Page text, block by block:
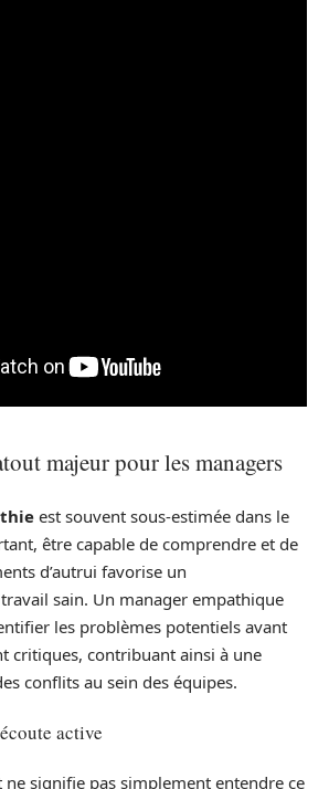
majeur pour les managers
est souvent sous-estimée dans le
être capable de comprendre et de
d’autrui favorise un
sain. Un manager empathique
les problèmes potentiels avant
critiques, contribuant ainsi à une
conflits au sein des équipes.
active
ne signifie pas simplement entendre ce